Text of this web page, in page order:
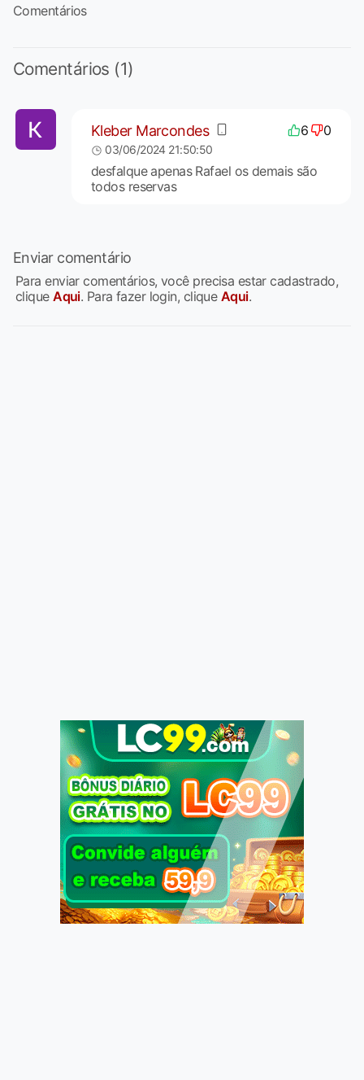
Comentários
Comentários (1)
Kleber Marcondes 6 0
03/06/2024 21:50:50
desfalque apenas Rafael os demais são
todos reservas
Enviar comentário
Para enviar comentários, você precisa estar cadastrado,
cliqueAqui. Para fazer login, clique Aqui.